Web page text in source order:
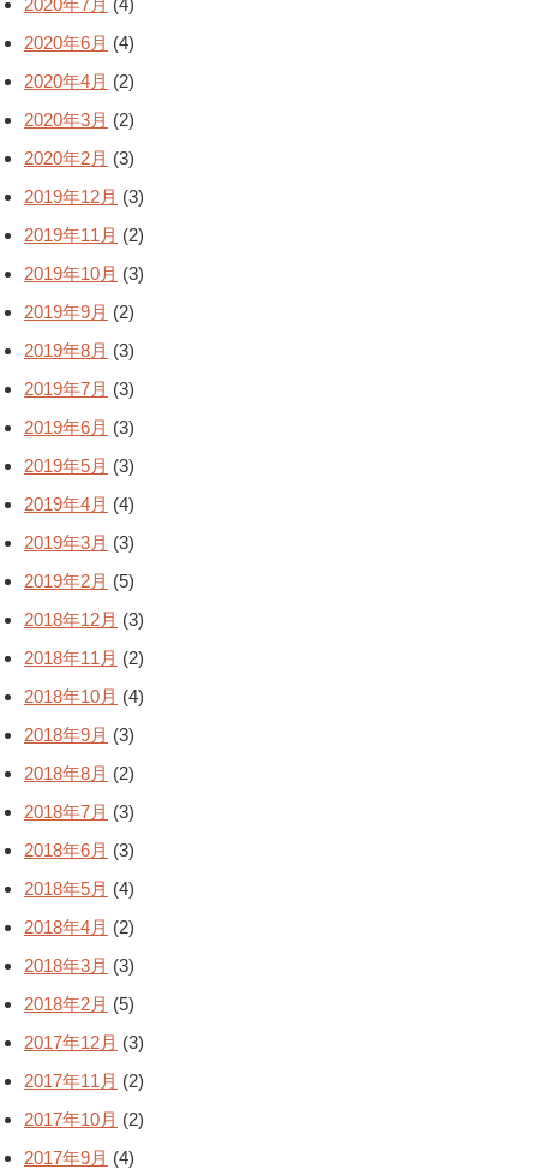
2020年7月 (4)
2020年6月 (4)
2020年4月 (2)
2020年3月 (2)
2020年2月 (3)
2019年12月 (3)
2019年11月 (2)
2019年10月 (3)
2019年9月 (2)
2019年8月 (3)
2019年7月 (3)
2019年6月 (3)
2019年5月 (3)
2019年4月 (4)
2019年3月 (3)
2019年2月 (5)
2018年12月 (3)
2018年11月 (2)
2018年10月 (4)
2018年9月 (3)
2018年8月 (2)
2018年7月 (3)
2018年6月 (3)
2018年5月 (4)
2018年4月 (2)
2018年3月 (3)
2018年2月 (5)
2017年12月 (3)
2017年11月 (2)
2017年10月 (2)
2017年9月 (4)